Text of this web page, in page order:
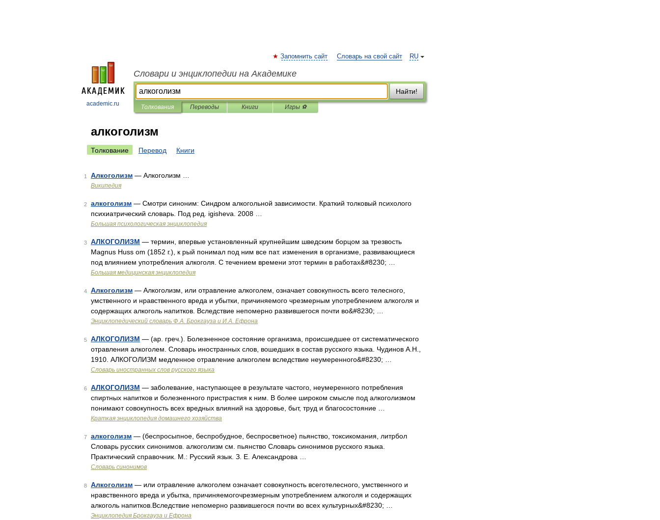
academic.ru
RU
Запомнить сайт Словарь на свой сайт
Словари и энциклопедии на Академике
Найти!
Толкования Переводы Книги Игры ⚽
алкоголизм
Толкование Перевод Книги
1 Алкоголизм — Алкоголизм …
Википедия
2 алкоголизм — Смотри синоним: Синдром алкогольной зависимости. Краткий толковый психолого
психиатрический словарь. Под ред. igisheva. 2008 …
Большая психологическая энциклопедия
3 АЛКОГОЛИЗМ — термин, впервые установленный крупнейшим шведским борцом за трезвость
Magnus Huss om (1852 г.), к рый понимал под ним все пат. изменения в организме, развивающиеся
под влиянием употребления алкоголя. С течением времени этот термин в работах&#8230; …
Большая медицинская энциклопедия
4 Алкоголизм — Алкоголизм, или отравление алкоголем, означает совокупность всего телесного,
умственного и нравственного вреда и убытки, причиняемого чрезмерным употреблением алкоголя и
содержащих алкоголь напитков. Вследствие непомерно развившегося почти во&#8230; …
Энциклопедический словарь Ф.А. Брокгауза и И.А. Ефрона
5 АЛКОГОЛИЗМ — (ар. греч.). Болезненное состояние организма, происшедшее от систематического
отравления алкоголем. Словарь иностранных слов, вошедших в состав русского языка. Чудинов А.Н.,
1910. АЛКОГОЛИЗМ медленное отравление алкоголем вследствие неумеренного&#8230; …
Словарь иностранных слов русского языка
6 АЛКОГОЛИЗМ — заболевание, наступающее в результате частого, неумеренного потребления
спиртных напитков и болезненного пристрастия к ним. В более широком смысле под алкоголизмом
понимают совокупность всех вредных влияний на здоровье, быт, труд и благосостояние …
Краткая энциклопедия домашнего хозяйства
7 алкоголизм — (беспросыпное, беспробудное, беспросветное) пьянство, токсикомания, литрбол
Словарь русских синонимов. алкоголизм см. пьянство Словарь синонимов русского языка.
Практический справочник. М.: Русский язык. З. Е. Александрова …
Словарь синонимов
8 Алкоголизм — или отравление алкоголем означает совокупность всеготелесного, умственного и
нравственного вреда и убытка, причиняемогочрезмерным употреблением алкоголя и содержащих
алкоголь напитков.Вследствие непомерно развившегося почти во всех культурных&#8230; …
Энциклопедия Брокгауза и Ефрона